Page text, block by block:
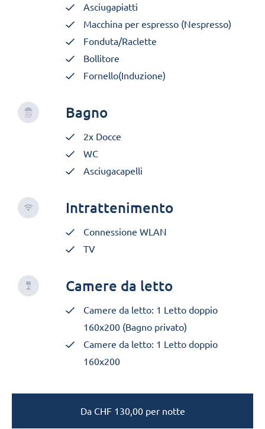
Asciugapiatti
Macchina per espresso (Nespresso)
Fonduta/Raclette
Bollitore
Fornello(Induzione)
Bagno
2x Docce
WC
Asciugacapelli
Intrattenimento
Connessione WLAN
TV
Camere da letto
Camere da letto: 1 Letto doppio
160x200 (Bagno privato)
Camere da letto: 1 Letto doppio
160x200
Da CHF 130,00per notte